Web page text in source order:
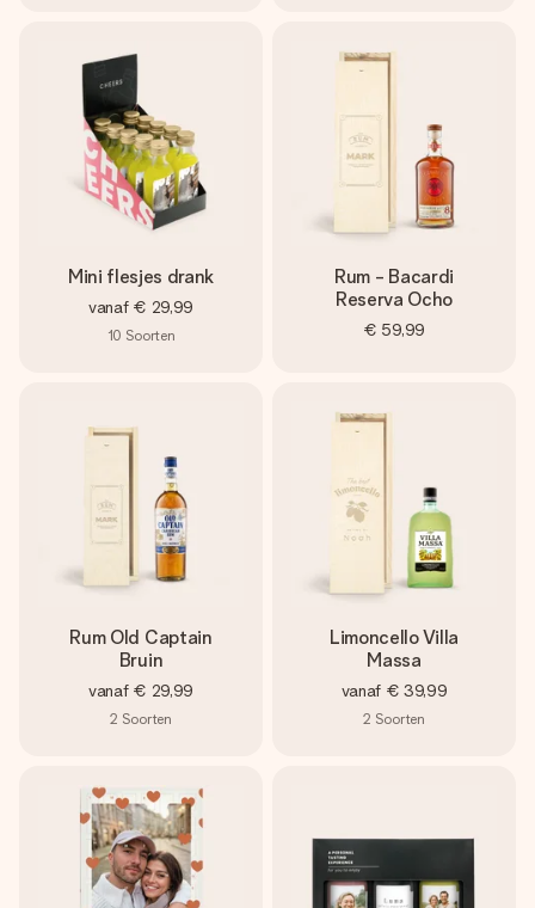
Mini flesjes drank
vanaf € 29,99
10 Soorten
Rum - Bacardi
Reserva Ocho
€ 59,99
Rum Old Captain
Bruin
vanaf € 29,99
2 Soorten
Limoncello Villa
Massa
vanaf € 39,99
2 Soorten